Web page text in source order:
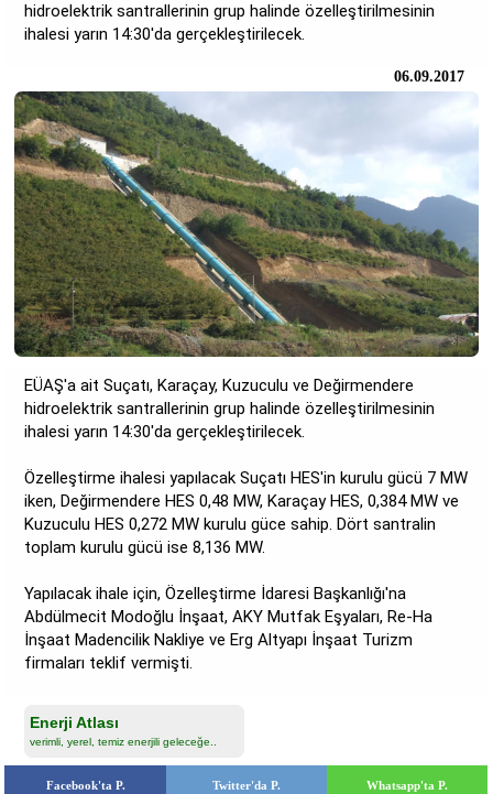
hidroelektrik santrallerinin grup halinde özelleştirilmesinin
ihalesi yarın 14:30'da gerçekleştirilecek.
06.09.2017
EÜAŞ'a ait Suçatı, Karaçay, Kuzuculu ve Değirmendere
hidroelektrik santrallerinin grup halinde özelleştirilmesinin
ihalesi yarın 14:30'da gerçekleştirilecek.
Özelleştirme ihalesi yapılacak Suçatı HES'in kurulu gücü 7 MW
iken, Değirmendere HES 0,48 MW, Karaçay HES, 0,384 MW ve
Kuzuculu HES 0,272 MW kurulu güce sahip. Dört santralin
toplam kurulu gücü ise 8,136 MW.
Yapılacak ihale için, Özelleştirme İdaresi Başkanlığı'na
Abdülmecit Modoğlu İnşaat, AKY Mutfak Eşyaları, Re-Ha
İnşaat Madencilik Nakliye ve Erg Altyapı İnşaat Turizm
firmaları teklif vermişti.
Enerji Atlası
verimli, yerel, temiz enerjili geleceğe..
Facebook'ta P. Twitter'da P. Whatsapp'ta P.